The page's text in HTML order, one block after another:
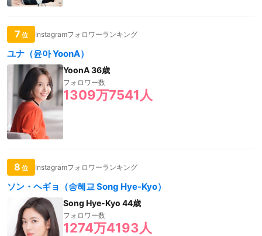
7 位 Instagramフォロワーランキング
ユナ（윤아 YoonA）
YoonA 36歳
フォロワー数
1309万7541人
8 位 Instagramフォロワーランキング
ソン・ヘギョ（송혜교 Song Hye-Kyo）
Song Hye-Kyo 44歳
フォロワー数
1274万4193人